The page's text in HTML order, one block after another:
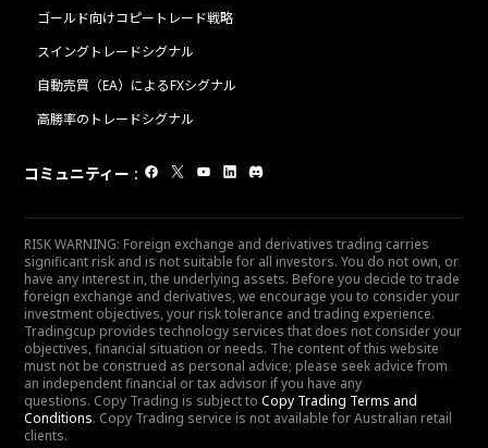
ゴールド向けコピートレード戦略
スイングトレードシグナル
自動売買（EA）によるFXシグナル
高勝率のトレードシグナル
コミュニティー :
RISK WARNING: Foreign exchange and derivatives trading carries
significant risk and is not suitable for all investors. You do not own, or
have any interest in, the underlying assets. Before you decide to trade
foreign exchange and derivatives, we encourage you to consider your
investment objectives, your risk tolerance and trading experience.
Tradingcup provides technology services that does not consider your
objectives, financial situation or needs. The content of this website
must not be construed as personal advice; please seek advice from
an independent financial or tax advisor if you have any
questions. Copy Trading is subject to Copy Trading Terms and
Conditions. Copy Trading service is not available for Australian retail
clients.